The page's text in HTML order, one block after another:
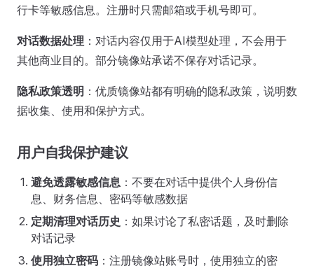
行卡等敏感信息。注册时只需邮箱或手机号即可。
对话数据处理 ：对话内容仅用于AI模型处理，不会用于
其他商业目的。部分镜像站承诺不保存对话记录。
隐私政策透明 ：优质镜像站都有明确的隐私政策，说明数
据收集、使用和保护方式。
用户自我保护建议
避免透露敏感信息 ：不要在对话中提供个人身份信
息、财务信息、密码等敏感数据
定期清理对话历史 ：如果讨论了私密话题，及时删除
对话记录
使用独立密码 ：注册镜像站账号时，使用独立的密